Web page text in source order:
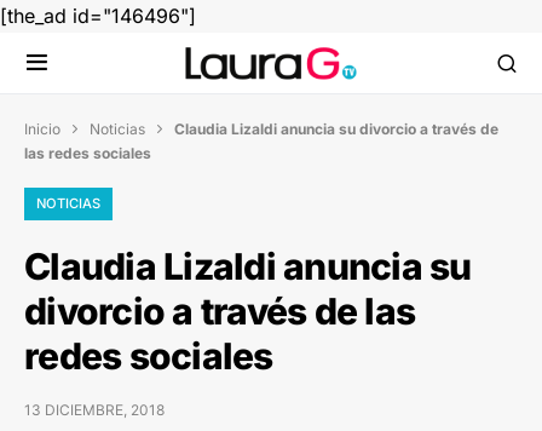
[the_ad id="146496"]
Inicio  Noticias  Claudia Lizaldi anuncia su divorcio a través de
las redes sociales
NOTICIAS
Claudia Lizaldi anuncia su
divorcio a través de las
redes sociales
13 DICIEMBRE, 2018